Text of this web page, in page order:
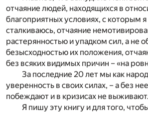
отчаяние людей, находящихся в
благоприятных условиях, с которым
сталкиваюсь, отчаяние
растерянностью и упадком сил, а не
безысходностью их положения,
без всяких видимых причин – «на
За последние 20 лет мы как
уверенность в своих силах, – а без
побеждают и в кризисах не выживают.
Я пишу эту книгу и для того,